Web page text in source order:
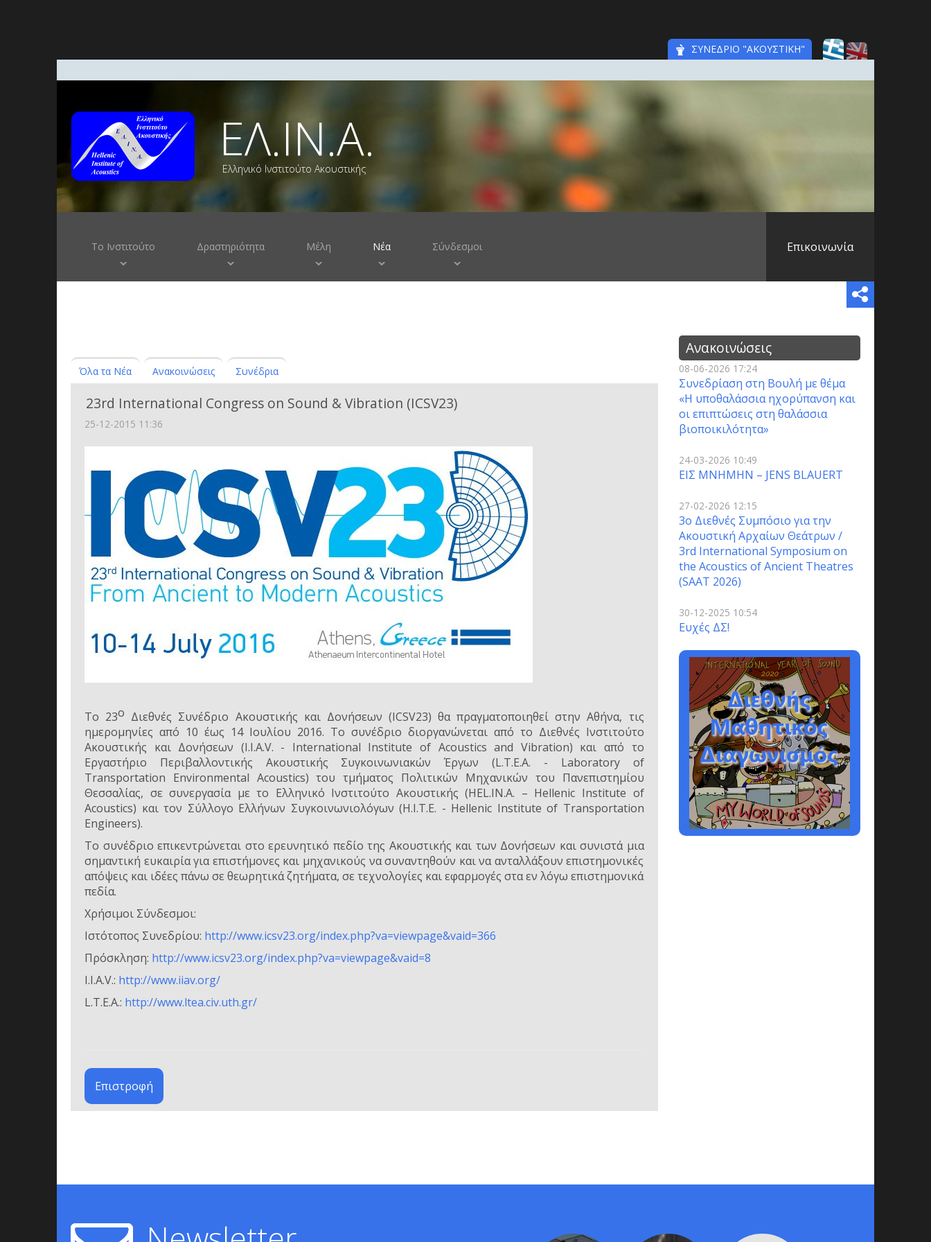
ΣΥΝΕΔΡΙΟ "ΑΚΟΥΣΤΙΚΗ"
ΕΛ.ΙΝ.Α.
Ελληνικό Ινστιτούτο Ακουστικής
Το Ινστιτούτο Δραστηριότητα Μέλη Νέα Σύνδεσμοι Επικοινωνία
Όλα τα Νέα Ανακοινώσεις Συνέδρια
23rd International Congress on Sound & Vibration (ICSV23)
25-12-2015 11:36
Το 23ο Διεθνές Συνέδριο Ακουστικής και Δονήσεων (ICSV23) θα πραγματοποιηθεί στην Αθήνα, τις
ημερομηνίες από 10 έως 14 Ιουλίου 2016. Το συνέδριο διοργανώνεται από το Διεθνές Ινστιτούτο
Ακουστικής και Δονήσεων (I.I.A.V. - International Institute of Acoustics and Vibration) και από το
Εργαστήριο Περιβαλλοντικής Ακουστικής Συγκοινωνιακών Έργων (L.T.E.A. - Laboratory of
Transportation Environmental Acoustics) του τμήματος Πολιτικών Μηχανικών του Πανεπιστημίου
Θεσσαλίας, σε συνεργασία με το Ελληνικό Ινστιτούτο Ακουστικής (HEL.IN.A. – Hellenic Institute of
Acoustics) και τον Σύλλογο Ελλήνων Συγκοινωνιολόγων (Η.Ι.Τ.Ε. - Hellenic Institute of Transportation
Engineers).
Το συνέδριο επικεντρώνεται στο ερευνητικό πεδίο της Ακουστικής και των Δονήσεων και συνιστά μια
σημαντική ευκαιρία για επιστήμονες και μηχανικούς να συναντηθούν και να ανταλλάξουν επιστημονικές
απόψεις και ιδέες πάνω σε θεωρητικά ζητήματα, σε τεχνολογίες και εφαρμογές στα εν λόγω επιστημονικά
πεδία.
Χρήσιμοι Σύνδεσμοι:
Ιστότοπος Συνεδρίου: http://www.icsv23.org/index.php?va=viewpage&vaid=366
Πρόσκληση: http://www.icsv23.org/index.php?va=viewpage&vaid=8
I.I.A.V.: http://www.iiav.org/
L.T.E.A.: http://www.ltea.civ.uth.gr/
Επιστροφή
Ανακοινώσεις
08-06-2026 17:24
Συνεδρίαση στη Βουλή με θέμα
«Η υποθαλάσσια ηχορύπανση και
οι επιπτώσεις στη θαλάσσια
βιοποικιλότητα»
24-03-2026 10:49
ΕΙΣ ΜΝΗΜΗΝ – JENS BLAUERT
27-02-2026 12:15
3o Διεθνές Συμπόσιο για την
Ακουστική Αρχαίων Θεάτρων /
3rd International Symposium on
the Acoustics of Ancient Theatres
(SAAT 2026)
30-12-2025 10:54
Ευχές ΔΣ!